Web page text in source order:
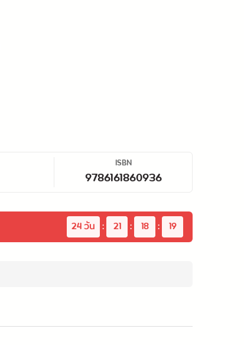
ISBN
9786161860936
24 วัน : 21 : 18 : 18